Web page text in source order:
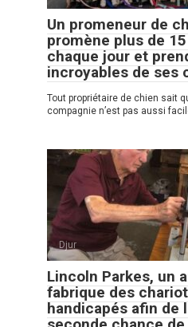
Un promeneur de
promène plus de
chaque jour et
incroyables de ses
Tout propriétaire de chien sait
compagnie n’est pas aussi
Djur
Lincoln Parkes, un
fabrique des
handicapés afin de